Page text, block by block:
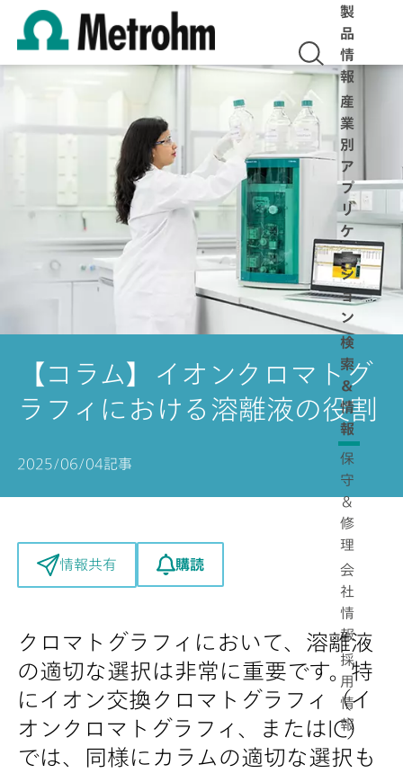
製
品
情
報
産
業
別
ア
プ
リ
ケ
ー
シ
ョ
ン
検
索
＆
情
報
保
守
＆
修
理
会
社
情
報
採
用
情
報
【コラム】イオンクロマトグ
ラフィにおける溶離液の役割
2025/06/04記事
情報共有 購読
クロマトグラフィにおいて、溶離液
の適切な選択は非常に重要です。特
にイオン交換クロマトグラフィ（イ
オンクロマトグラフィ、またはIC）
では、同様にカラムの適切な選択も